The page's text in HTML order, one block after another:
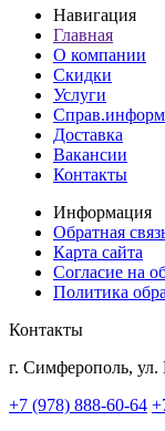
Навигация
Главная
О компании
Скидки
Услуги
Доставка
Вакансии
Контакты
Информация
Обратная
Карта сайта
Согласие на
Политика
Контакты
г. Симферополь, ул.
+7 (978) 888-60-64